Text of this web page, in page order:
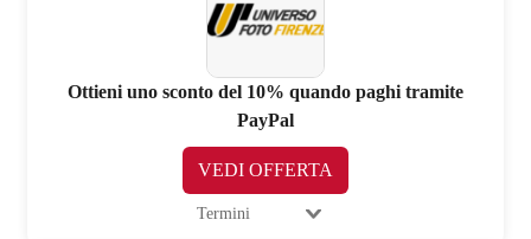
Ottieni uno sconto del 10% quando paghi tramite
PayPal
VEDI OFFERTA
Termini